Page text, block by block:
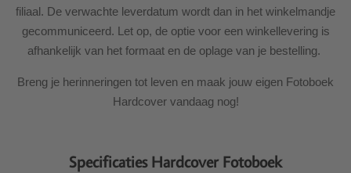
filiaal. De verwachte leverdatum wordt dan in het winkelmandje
gecommuniceerd. Let op, de optie voor een winkellevering is
afhankelijk van het formaat en de oplage van je bestelling.
Breng je herinneringen tot leven en maak jouw eigen Fotoboek
Hardcover vandaag nog!
Specificaties Hardcover Fotoboek